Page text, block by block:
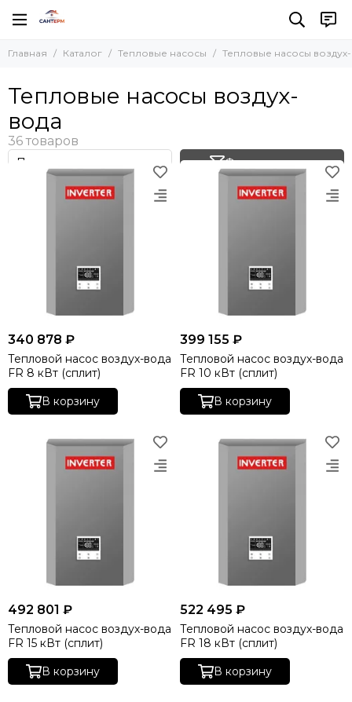
Тепловые насосы
Геотермальные тепловые насосы
Тепловые насосы для бассейна
Главная Каталог Тепловые насосы Тепловые насосы
Тепловые насосы воздух-
вода
Фильтр товаров
340 878 ₽
Тепловой насос воздух-вода
FR 8 кВт (сплит)
В корзину
399 155 ₽
Тепловой насос воздух-вода
FR 10 кВт (сплит)
В корзину
492 801 ₽
Тепловой насос воздух-вода
FR 15 кВт (сплит)
В корзину
522 495 ₽
Тепловой насос воздух-вода
FR 18 кВт (сплит)
В корзину